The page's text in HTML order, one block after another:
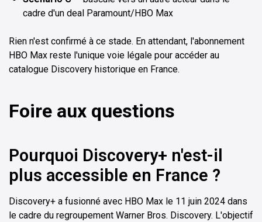
cadre d'un deal Paramount/HBO Max
Rien n'est confirmé à ce stade. En attendant, l'abonnement
HBO Max reste l'unique voie légale pour accéder au
catalogue Discovery historique en France.
Foire aux questions
Pourquoi Discovery+ n'est-il
plus accessible en France ?
Discovery+ a fusionné avec HBO Max le 11 juin 2024 dans
le cadre du regroupement Warner Bros. Discovery. L'objectif